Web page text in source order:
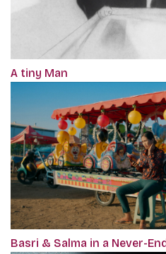
A tiny Man
Basri & Salma in a Never-